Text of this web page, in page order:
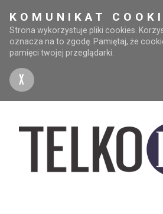
KOMUNIKAT
Strona wykorzystuje pliki cookies.
oznacza na to zgodę. Pamiętaj, że
pamięci twojej przeglądarki.
X